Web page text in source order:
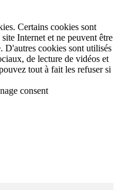
Certains cookies sont
Internet et ne peuvent être
D'autres cookies sont utilisés
de lecture de vidéos et
tout à fait les refuser si
consent